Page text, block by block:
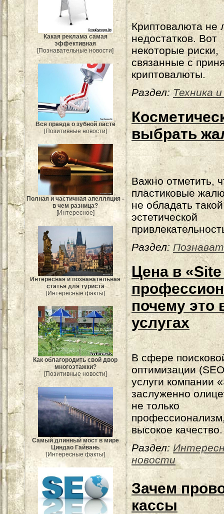
Какая реклама самая
эффективная
[Познавательные новости]
Вся правда о зубной пасте
[Позитивные новости]
Полная и частичная апелляция -
в чем разница?
[Интересное]
Интересная и познавательная
статья для туриста
[Интересные факты]
Как облагородить свой двор
многоэтажки?
[Позитивные новости]
Самый длинный мост в мире
Циндао Гайвань
[Интересные факты]
Криптовалюта не
недостатков. Вот
некоторые риски,
связанные с
криптовалюты.
Раздел: Техника
выбрать
Важно отметить,
пластиковые
не обладать
эстетической
Раздел:
Цена в
почему это
услугах
В сфере
оптимизации
услуги компании
заслуженно
не только
высокое качество.
Раздел:
новости
Зачем
кассы